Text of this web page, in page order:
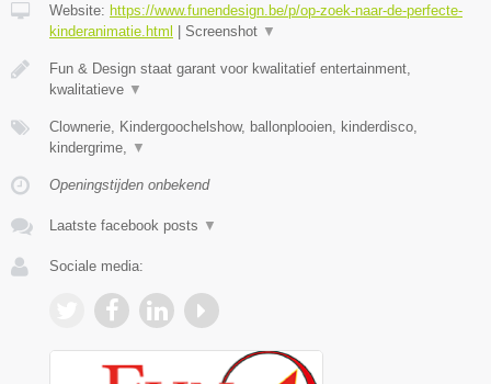
Website: https://www.funendesign.be/p/op-zoek-naar-de-perfecte-
kinderanimatie.html | Screenshot ▼
Fun & Design staat garant voor kwalitatief entertainment,
kwalitatieve ▼
Clownerie, Kindergoochelshow, ballonplooien, kinderdisco,
kindergrime,
▼
Openingstijden onbekend
Laatste facebook posts ▼
Sociale media: